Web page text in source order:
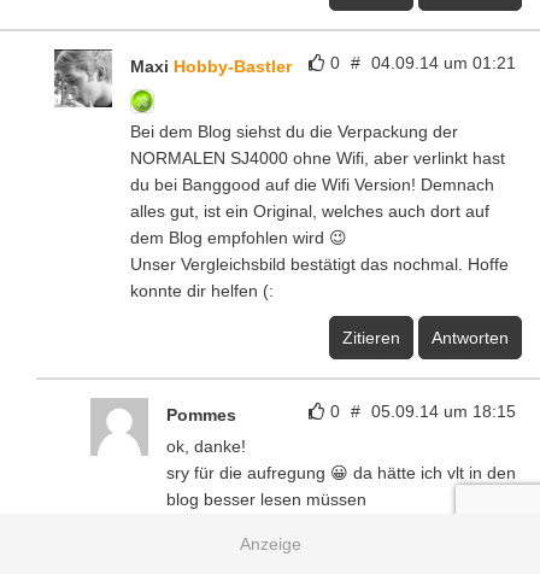
0 # 04.09.14 um 01:21
Maxi Hobby-Bastler
Bei dem Blog siehst du die Verpackung der
NORMALEN SJ4000 ohne Wifi, aber verlinkt hast
du bei Banggood auf die Wifi Version! Demnach
alles gut, ist ein Original, welches auch dort auf
dem Blog empfohlen wird 😉
Unser Vergleichsbild bestätigt das nochmal. Hoffe
konnte dir helfen (:
Zitieren Antworten
0 # 05.09.14 um 18:15
Pommes
ok, danke!
sry für die aufregung 😀 da hätte ich vlt in den
blog besser lesen müssen